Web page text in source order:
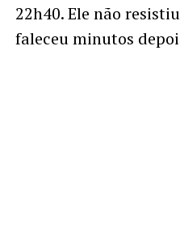
22h40. Ele não
faleceu minutos